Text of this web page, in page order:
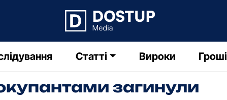
Статті Вироки Гроші
загинули